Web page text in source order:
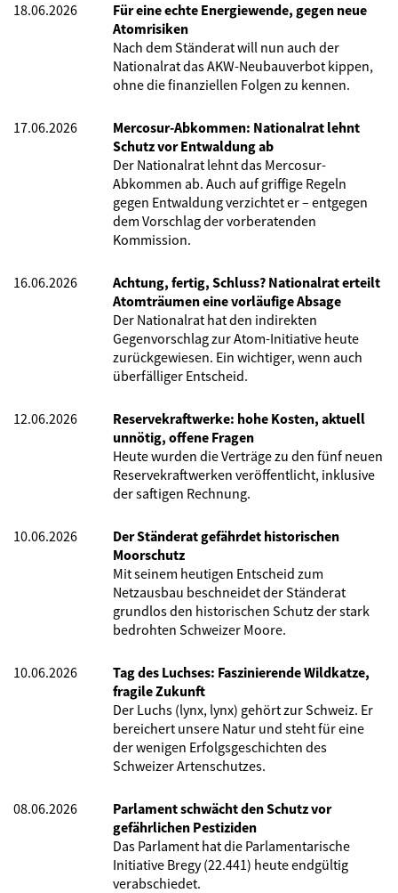
18.06.2026
Für eine echte Energiewende, gegen neue
Atomrisiken
Nach dem Ständerat will nun auch der
Nationalrat das AKW-Neubauverbot kippen,
ohne die finanziellen Folgen zu kennen.
17.06.2026
Mercosur-Abkommen: Nationalrat lehnt
Schutz vor Entwaldung ab
Der Nationalrat lehnt das Mercosur-
Abkommen ab. Auch auf griffige Regeln
gegen Entwaldung verzichtet er – entgegen
dem Vorschlag der vorberatenden
Kommission.
16.06.2026
Achtung, fertig, Schluss? Nationalrat erteilt
Atomträumen eine vorläufige Absage
Der Nationalrat hat den indirekten
Gegenvorschlag zur Atom-Initiative heute
zurückgewiesen. Ein wichtiger, wenn auch
überfälliger Entscheid.
12.06.2026
Reservekraftwerke: hohe Kosten, aktuell
unnötig, offene Fragen
Heute wurden die Verträge zu den fünf neuen
Reservekraftwerken veröffentlicht, inklusive
der saftigen Rechnung.
10.06.2026
Der Ständerat gefährdet historischen
Moorschutz
Mit seinem heutigen Entscheid zum
Netzausbau beschneidet der Ständerat
grundlos den historischen Schutz der stark
bedrohten Schweizer Moore.
10.06.2026
Tag des Luchses: Faszinierende Wildkatze,
fragile Zukunft
Der Luchs (lynx, lynx) gehört zur Schweiz. Er
bereichert unsere Natur und steht für eine
der wenigen Erfolgsgeschichten des
Schweizer Artenschutzes.
08.06.2026
Parlament schwächt den Schutz vor
gefährlichen Pestiziden
Das Parlament hat die Parlamentarische
Initiative Bregy (22.441) heute endgültig
verabschiedet.